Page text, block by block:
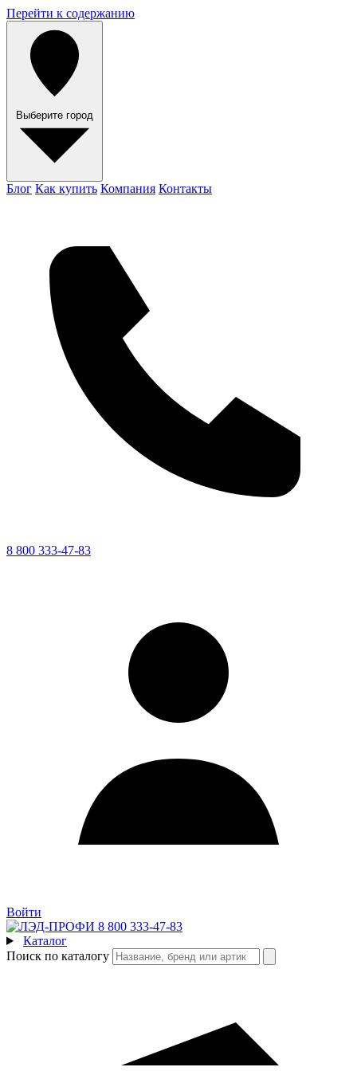
Перейти к содержанию
Выберите город
Блог Как купить Компания Контакты
8 800 333-47-83
Войти
8 800 333-47-83
Каталог
Поиск по каталогу